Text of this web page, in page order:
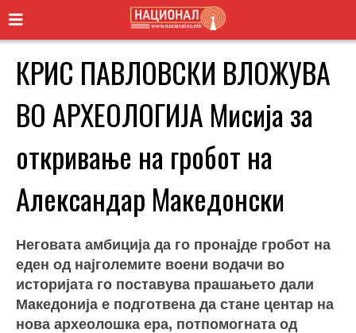
КРИС ПАВЛОВСКИ ВЛОЖУВА
ВО АРХЕОЛОГИЈА Мисија за
откривање на гробот на
Александар Македонски
Неговата амбиција да го пронајде гробот на
еден од најголемите воени водачи во
историјата го поставува прашањето дали
Македонија е подготвена да стане центар на
нова археолошка ера, потпомогната од